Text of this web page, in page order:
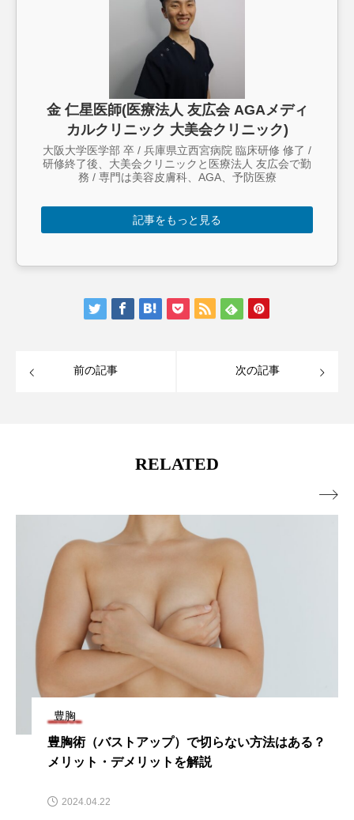
金 仁星医師(医療法人 友広会 AGAメディ
カルクリニック 大美会クリニック)
大阪大学医学部 卒 / 兵庫県立西宮病院 臨床研修 修了 /
研修終了後、大美会クリニックと医療法人 友広会で勤
務 / 専門は美容皮膚科、AGA、予防医療
記事をもっと見る
前の記事 次の記事
RELATED
豊胸
豊胸術（バストアップ）で切らない方法はある？
メリット・デメリットを解説
2024.04.22
